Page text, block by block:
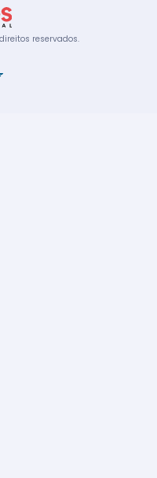
reservados.